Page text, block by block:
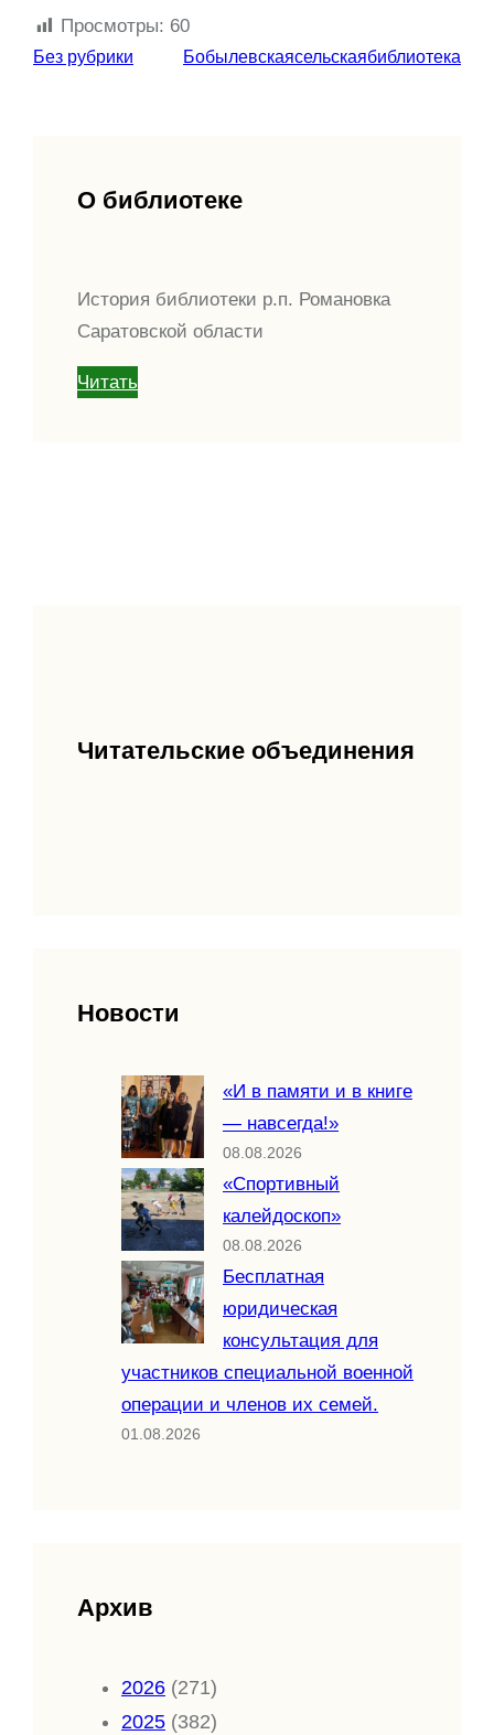
Просмотры: 60
Без рубрики Бобылевскаясельскаябиблиотека
О библиотеке
История библиотеки р.п. Романовка
Саратовской области
Читать
Читательские объединения
Новости
«И в памяти и в книге
— навсегда!»
08.08.2026
«Спортивный
калейдоскоп»
08.08.2026
Бесплатная
юридическая
консультация для
участников специальной военной
операции и членов их семей.
01.08.2026
Архив
2026 (271)
2025 (382)